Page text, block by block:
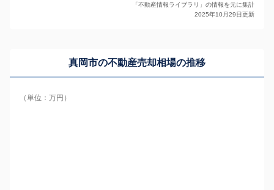
「不動産情報ライブラリ」の情報を元に集計
2025年10月29日更新
真岡市の不動産売却相場の推移
（単位：万円）